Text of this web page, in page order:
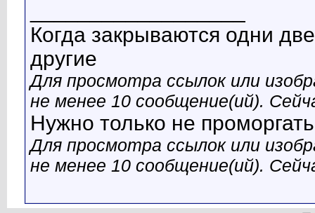
Когда закрываются одни
другие
Для просмотра ссылок или
не менее 10 сообщение(ий).
Нужно только не
Для просмотра ссылок или
не менее 10 сообщение(ий).